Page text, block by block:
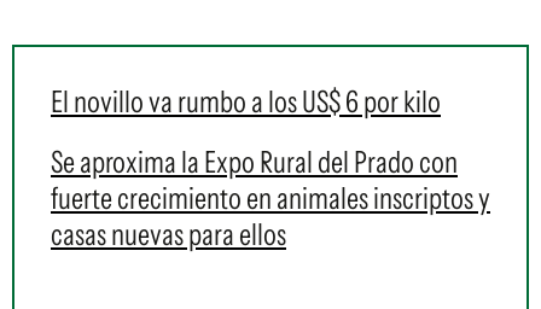
El novillo va rumbo a los US$ 6 por kilo
Se aproxima la Expo Rural del Prado con
fuerte crecimiento en animales inscriptos y
casas nuevas para ellos